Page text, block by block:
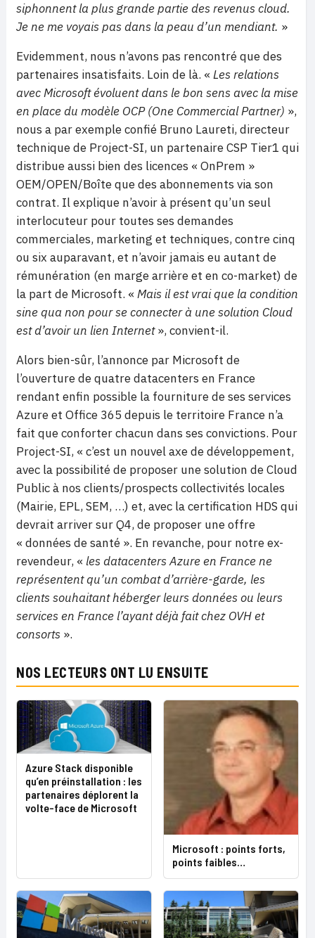
siphonnent la plus grande partie des revenus cloud.
Je ne me voyais pas dans la peau d’un mendiant. »
Evidemment, nous n’avons pas rencontré que des
partenaires insatisfaits. Loin de là. « Les relations
avec Microsoft évoluent dans le bon sens avec la mise
en place du modèle OCP (One Commercial Partner) »,
nous a par exemple confié Bruno Laureti, directeur
technique de Project-SI, un partenaire CSP Tier1 qui
distribue aussi bien des licences « OnPrem »
OEM/OPEN/Boîte que des abonnements via son
contrat. Il explique n’avoir à présent qu’un seul
interlocuteur pour toutes ses demandes
commerciales, marketing et techniques, contre cinq
ou six auparavant, et n’avoir jamais eu autant de
rémunération (en marge arrière et en co-market) de
la part de Microsoft. « Mais il est vrai que la condition
sine qua non pour se connecter à une solution Cloud
est d’avoir un lien Internet», convient-il.
Alors bien-sûr, l’annonce par Microsoft de
l’ouverture de quatre datacenters en France
rendant enfin possible la fourniture de ses services
Azure et Office 365 depuis le territoire France n’a
fait que conforter chacun dans ses convictions. Pour
Project-SI, « c’est un nouvel axe de développement,
avec la possibilité de proposer une solution de Cloud
Public à nos clients/prospects collectivités locales
(Mairie, EPL, SEM, …) et, avec la certification HDS qui
devrait arriver sur Q4, de proposer une offre
« données de santé ». En revanche, pour notre ex-
revendeur, « lesdatacenters Azure en France ne
représentent qu’un combat d’arrière-garde, les
clients souhaitant héberger leurs données ou leurs
services en France l’ayant déjà fait chez OVH et
consorts ».
NOS LECTEURS ONT LU ENSUITE
Azure Stack disponible
qu’en préinstallation : les
partenaires déplorent la
volte-face de Microsoft
Microsoft : points forts,
points faibles…